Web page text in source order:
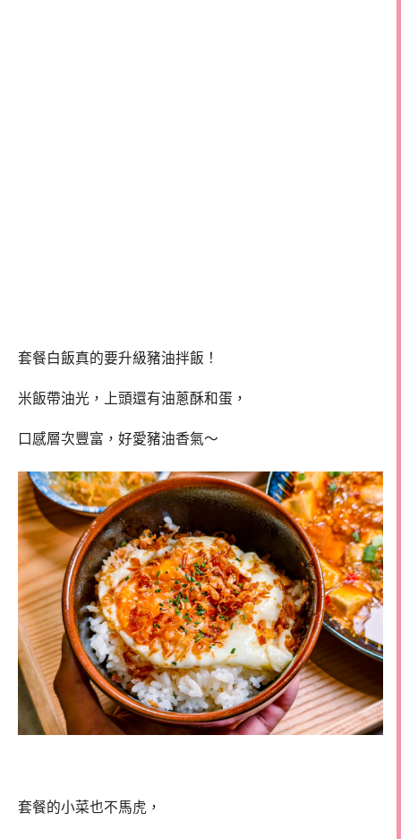
套餐白飯真的要升級豬油拌飯！
米飯帶油光，上頭還有油蔥酥和蛋，
口感層次豐富，好愛豬油香氣～
套餐的小菜也不馬虎，